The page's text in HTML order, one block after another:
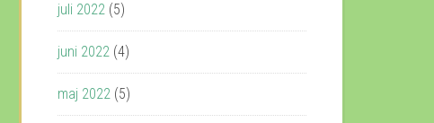
juli 2022 (5)
juni 2022 (4)
maj 2022 (5)